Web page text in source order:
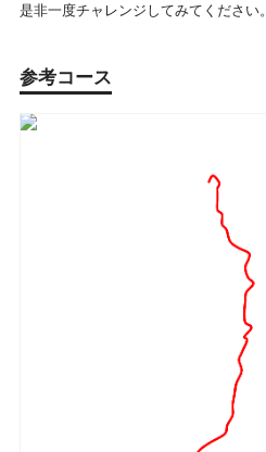
是非一度チャレンジしてみてください。
参考コース